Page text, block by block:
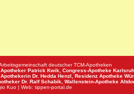
deutscher TCM-Apotheken
Patrick Kwik, Congress-Apotheke
Dr. Hedda Henzl, Residenz Apotheke
Dr. Ralf Schabik, Wallenstein-Apotheke
Kuo | Web: tippen-portal.de